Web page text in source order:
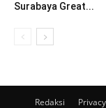
Surabaya Great...
Redaksi